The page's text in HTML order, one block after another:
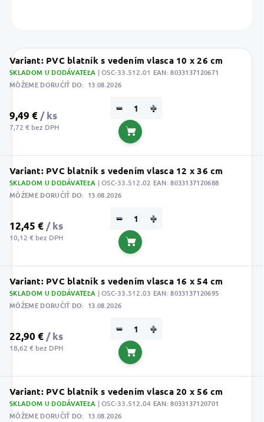
Variant: PVC blatník s vedením vlasca 10 x 26 cm
SKLADOM U DODÁVATEĽA | OSC-33.512.01 EAN:8033137120671
MÔŽEME DORUČIŤ DO: 13.08.2026
9,49 € / ks
7,72 € bez DPH
+
−
Do košíka
Variant: PVC blatník s vedením vlasca 12 x 36 cm
SKLADOM U DODÁVATEĽA | OSC-33.512.02 EAN:8033137120688
MÔŽEME DORUČIŤ DO: 13.08.2026
12,45 € / ks
10,12 € bez DPH
+
−
Do košíka
Variant: PVC blatník s vedením vlasca 16 x 54 cm
SKLADOM U DODÁVATEĽA | OSC-33.512.03 EAN:8033137120695
MÔŽEME DORUČIŤ DO: 13.08.2026
22,90 € / ks
18,62 € bez DPH
+
−
Do košíka
Variant: PVC blatník s vedením vlasca 20 x 56 cm
SKLADOM U DODÁVATEĽA | OSC-33.512.04 EAN:8033137120701
MÔŽEME DORUČIŤ DO: 13.08.2026